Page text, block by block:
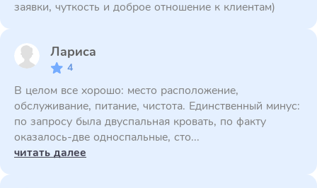
заявки, чуткость и доброе отношение к клиентам)
Лариса
4
В целом все хорошо: место расположение,
обслуживание, питание, чистота. Единственный минус:
по запросу была двуспальная кровать, по факту
оказалось-две односпальные, сто...
читать далее